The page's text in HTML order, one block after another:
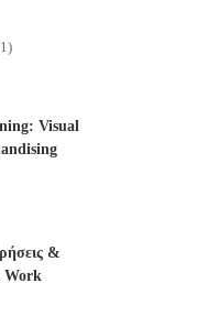
Visual
&
Work